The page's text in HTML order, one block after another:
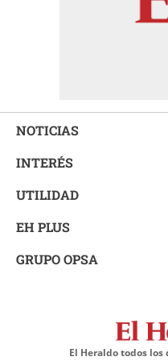
NOTICIAS
INTERÉS
UTILIDAD
EH PLUS
GRUPO OPSA
El Heraldo todos